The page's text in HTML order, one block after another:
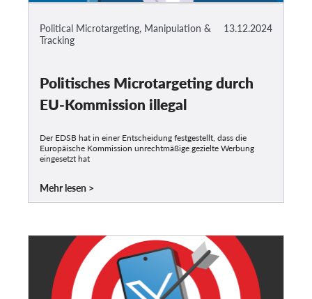
13.12.2024
Political Microtargeting, Manipulation &
Tracking
Politisches Microtargeting durch
EU-Kommission illegal
Der EDSB hat in einer Entscheidung festgestellt, dass die
Europäische Kommission unrechtmäßige gezielte Werbung
eingesetzt hat
Mehr lesen